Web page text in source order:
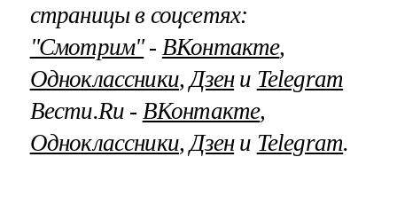
страницы в соцсетях:
"Смотрим"‐ ВКонтакте,
Одноклассники, Дзени Telegram
Вести.Ru ‐ ВКонтакте,
Одноклассники, Дзени Telegram.